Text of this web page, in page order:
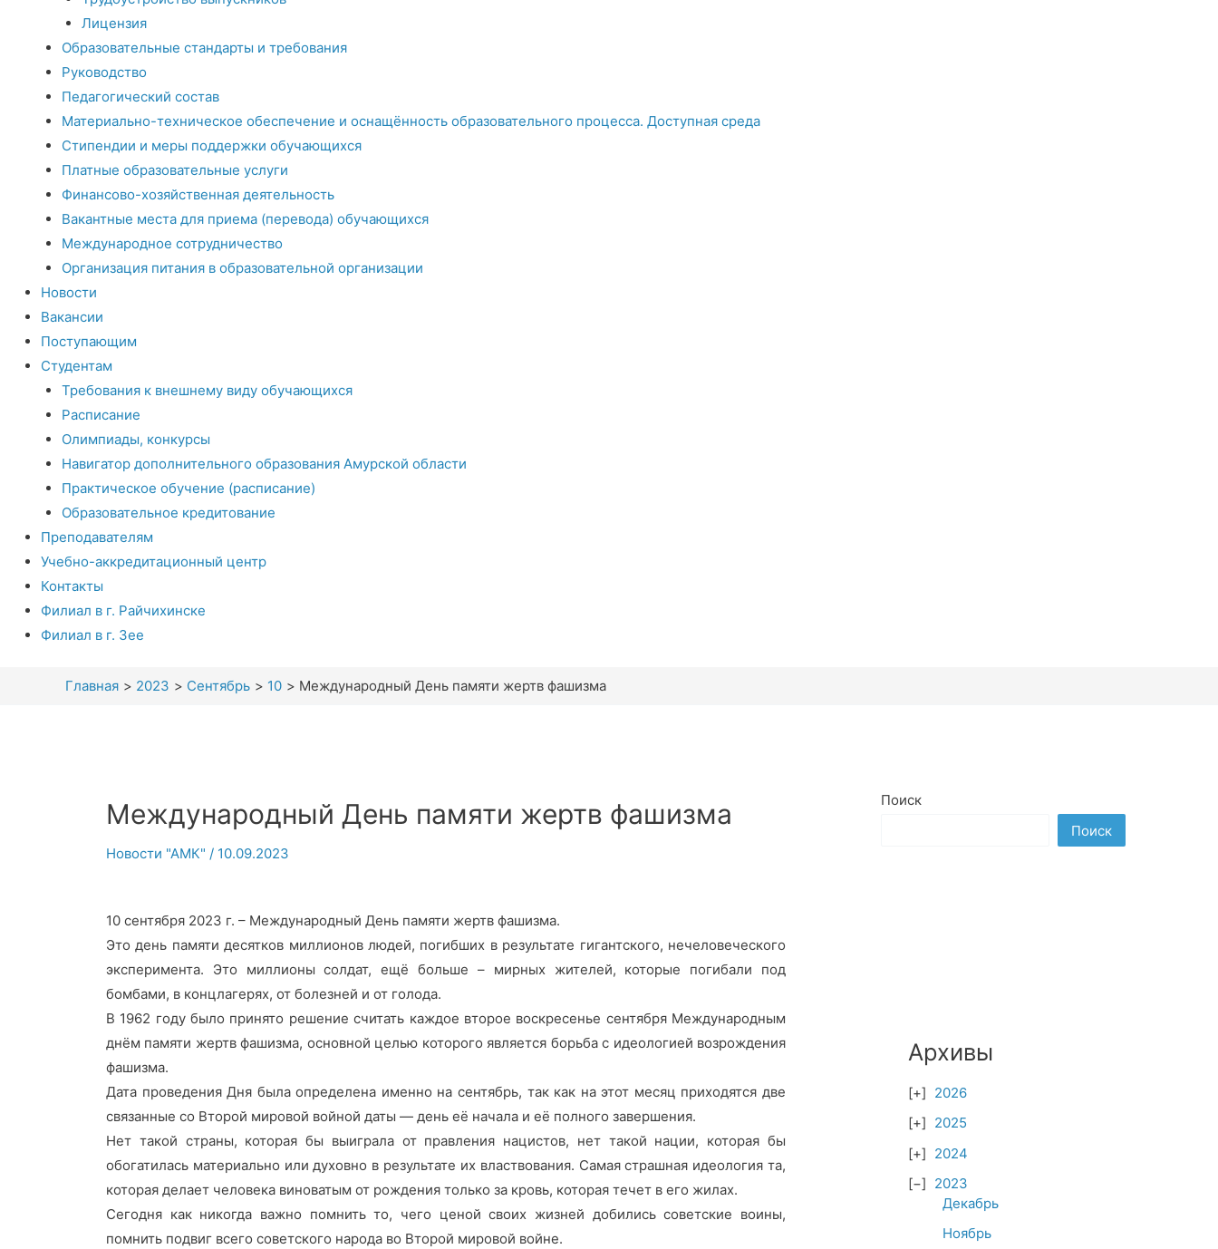
Лицензия
Образовательные стандарты и требования
Руководство
Педагогический состав
Материально-техническое обеспечение и оснащённость образовательного процесса. Доступная среда
Стипендии и меры поддержки обучающихся
Платные образовательные услуги
Финансово-хозяйственная деятельность
Вакантные места для приема (перевода) обучающихся
Международное сотрудничество
Организация питания в образовательной организации
Новости
Вакансии
Поступающим
Студентам
Требования к внешнему виду обучающихся
Расписание
Олимпиады, конкурсы
Навигатор дополнительного образования Амурской области
Практическое обучение (расписание)
Образовательное кредитование
Преподавателям
Учебно-аккредитационный центр
Контакты
Филиал в г. Райчихинске
Филиал в г. Зее
Главная 2023 Сентябрь 10 Международный День памяти жертв фашизма
Международный День памяти жертв фашизма
Новости "АМК" / 10.09.2023
10 сентября 2023 г. – Международный День памяти жертв фашизма.
Это день памяти десятков миллионов людей, погибших в результате гигантского, нечеловеческого
эксперимента. Это миллионы солдат, ещё больше – мирных жителей, которые погибали под
бомбами, в концлагерях, от болезней и от голода.
В 1962 году было принято решение считать каждое второе воскресенье сентября Международным
днём памяти жертв фашизма, основной целью которого является борьба с идеологией возрождения
фашизма.
Дата проведения Дня была определена именно на сентябрь, так как на этот месяц приходятся две
связанные со Второй мировой войной даты — день её начала и её полного завершения.
Нет такой страны, которая бы выиграла от правления нацистов, нет такой нации, которая бы
обогатилась материально или духовно в результате их властвования. Самая страшная идеология та,
которая делает человека виноватым от рождения только за кровь, которая течет в его жилах.
Сегодня как никогда важно помнить то, чего ценой своих жизней добились советские воины,
помнить подвиг всего советского народа во Второй мировой войне.
Поиск
Поиск
Архивы
2026
2025
2024
2023
Декабрь
Ноябрь